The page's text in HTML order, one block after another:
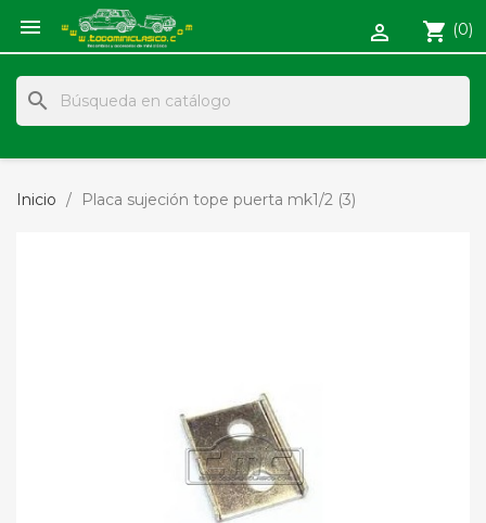
 shopping_cart (0)

search
Inicio Placa sujeción tope puerta mk1/2 (3)